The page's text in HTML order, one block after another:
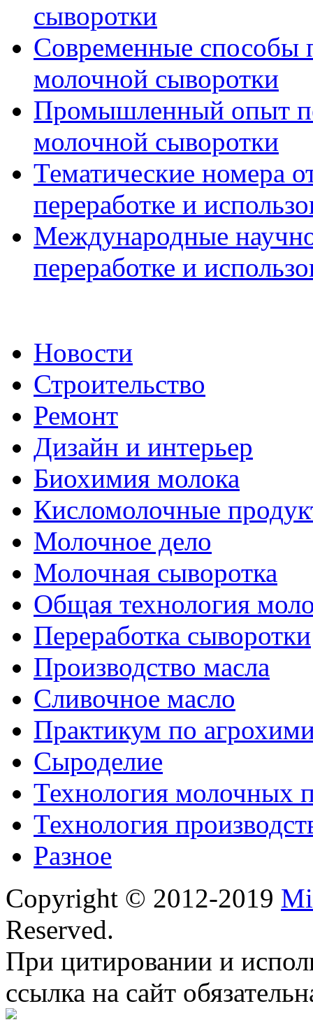
сыворотки
Современные способы
молочной сыворотки
Промышленный опыт
молочной сыворотки
Тематические номера
переработке и
Международные
переработке и
Новости
Строительство
Ремонт
Дизайн и интерьер
Биохимия молока
Кисломолочные
Молочное дело
Молочная сыворотка
Общая технология
Переработка сыворотки
Производство масла
Сливочное масло
Практикум по
Сыроделие
Технология молочных
Технология
Разное
Copyright © 2012-2019
Reserved.
При цитировании и
ссылка на сайт